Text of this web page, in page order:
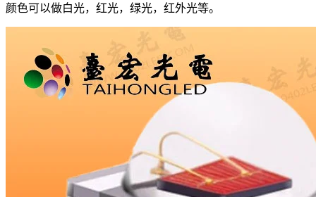
颜色可以做白光，红光，绿光，红外光等。